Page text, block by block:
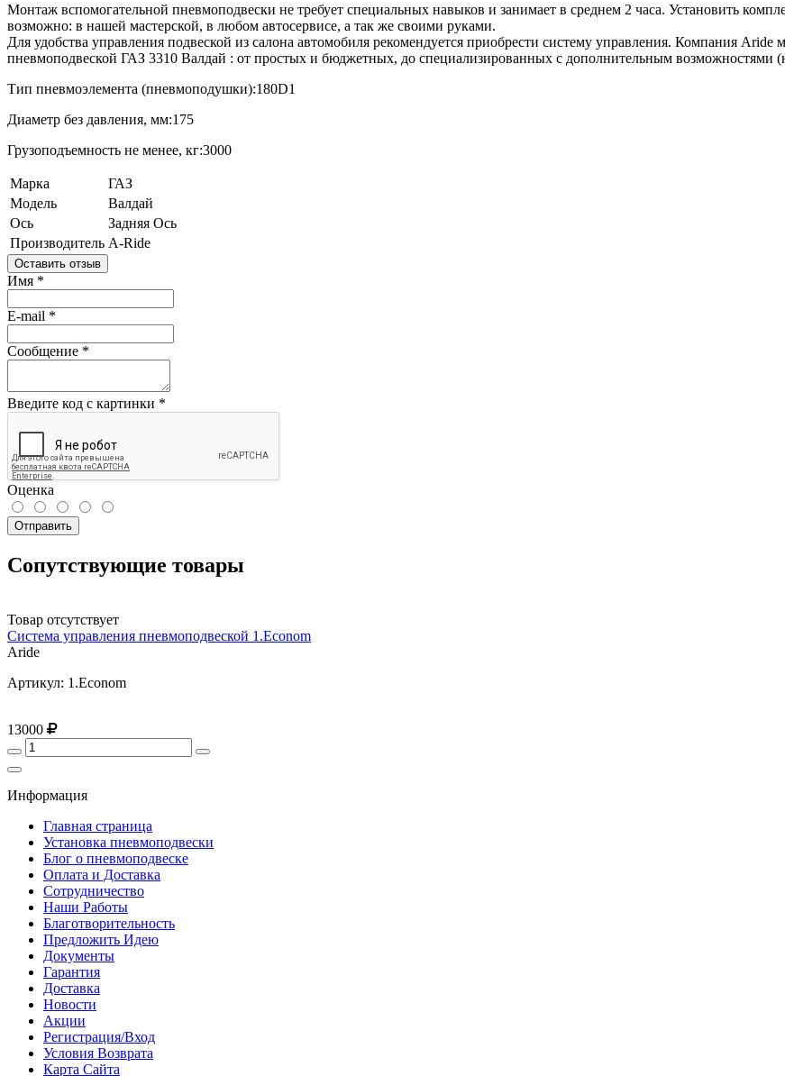
Монтаж вспомогательной пневмоподвески не требует специальных навыков и занимает в среднем 2 часа. Установить
возможно: в нашей мастерской, в любом автосервисе, а так же своими руками.
Для удобства управления подвеской из салона автомобиля рекомендуется приобрести систему управления. Компания Aride
пневмоподвеской ГАЗ 3310 Валдай : от простых и бюджетных, до специализированных с дополнительным возможностями
Тип пневмоэлемента (пневмоподушки):180D1
Диаметр без давления, мм:175
Грузоподъемность не менее, кг:3000
Марка
ГАЗ
Модель
Валдай
Ось
Задняя Ось
Производитель A-Ride
Оставить отзыв
Имя *
E-mail *
Сообщение *
Введите код с картинки *
Оценка
Отправить
Сопутствующие товары
Товар отсутствует
Система управления пневмоподвеской 1.Econom
Aride
Артикул: 1.Econom
13000
Информация
Главная страница
Установка пневмоподвески
Блог о пневмоподвеске
Оплата и Доставка
Сотрудничество
Наши Работы
Благотворительность
Предложить Идею
Документы
Гарантия
Доставка
Новости
Акции
Регистрация/Вход
Условия Возврата
Карта Сайта